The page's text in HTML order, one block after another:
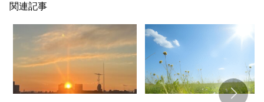
関連記事